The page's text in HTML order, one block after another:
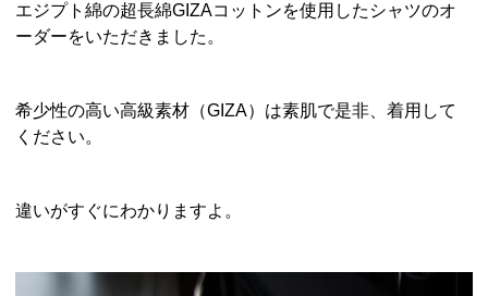
エジプト綿の超長綿GIZAコットンを使用したシャツのオ
ーダーをいただきました。
希少性の高い高級素材（GIZA）は素肌で是非、着用して
ください。
違いがすぐにわかりますよ。